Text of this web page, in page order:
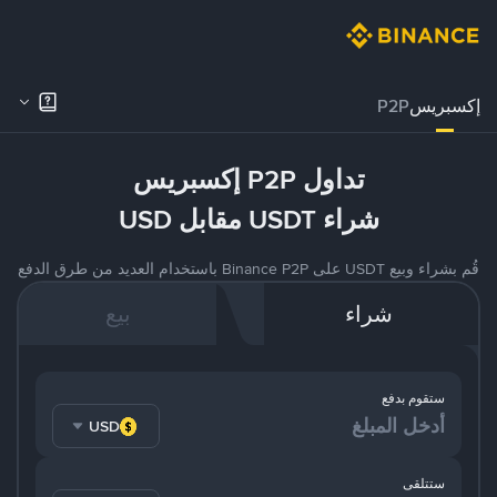
إكسبريسP2P
تداول P2P إكسبريس
شراء USDT مقابل USD
قُم بشراء وبيع USDT على Binance P2P باستخدام العديد من طرق الدفع
شراء بيع
ستقوم بدفع
USD
ستتلقى